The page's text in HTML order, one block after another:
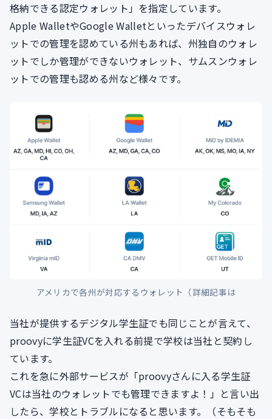
格納できる認定ウォレット」を指定しています。
Apple WalletやGoogle Walletといったデバイスウォレ
ットでの管理を認めている州もあれば、州独自のウォレ
ットでしか管理ができないウォレット、サムスンウォレ
ットでの管理も認める州など様々です。
アメリカで各州が対応するウォレット（詳細記事は
当社が提供するデジタル学生証でも同じことが言えて、
proovyに学生証VCを入れる前提で学校は当社と契約し
ています。
これを急に外部サービスが「proovyさんに入る学生証
VCは当社のウォレットでも管理できますよ！」と言い出
したら、学校とトラブルになると思います。（そもそも